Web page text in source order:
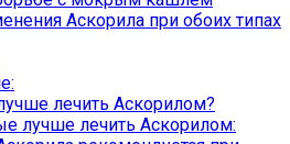
Аскорила при обоих типах
лечить Аскорилом?
лучше лечить Аскорилом: